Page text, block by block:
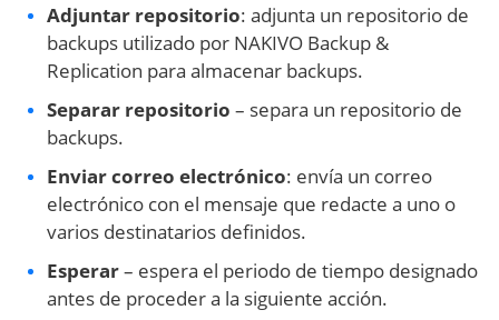
Adjuntar repositorio: adjunta un repositorio de
backups utilizado por NAKIVO Backup &
Replication para almacenar backups.
Separar repositorio – separa un repositorio de
backups.
Enviar correo electrónico: envía un correo
electrónico con el mensaje que redacte a uno o
varios destinatarios definidos.
Esperar– espera el periodo de tiempo designado
antes de proceder a la siguiente acción.